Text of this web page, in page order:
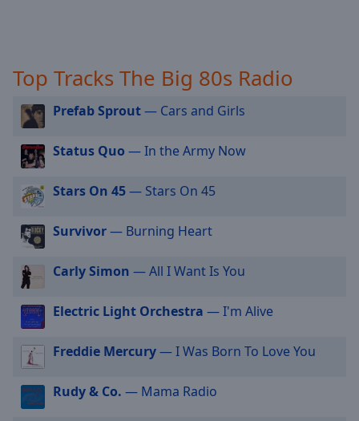
subtitles
dialog
subtitles
off
selected
Audio
Picture-
Picture
Fullscreen
This
modal
window.
Beginning
Top Tracks The Big 80s Radio
Prefab Sprout— Cars and Girls
Status Quo — In the Army Now
Stars On 45— Stars On 45
Survivor— Burning Heart
Carly Simon — All I Want Is You
Electric Light Orchestra — I'm Alive
Freddie Mercury— I Was Born To Love You
Rudy & Co. — Mama Radio